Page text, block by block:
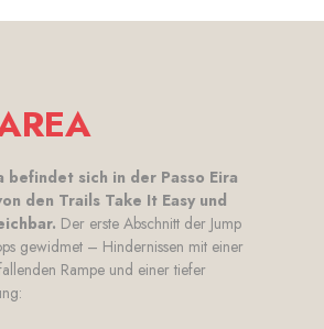
befindet sich in der Passo Eira
den Trails Take It Easy und
Der erste Abschnitt der Jump
gewidmet – Hindernissen mit einer
Rampe und einer tiefer